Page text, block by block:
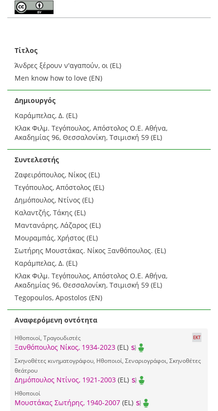
Τίτλος
Άνδρες ξέρουν ν'αγαπούν, οι (EL)
Men know how to love (EN)
Δημιουργός
Καράμπελας, Δ. (EL)
Κλακ Φιλμ. Τεγόπουλος, Απόστολος Ο.Ε. Αθήνα,
Ακαδημίας 96, Θεσσαλονίκη, Τσιμισκή 59 (EL)
Συντελεστής
Ζαφειρόπουλος, Νίκος (EL)
Τεγόπουλος, Απόστολος (EL)
Δημόπουλος, Ντίνος (EL)
Καλαντζής, Τάκης (EL)
Μαντανάρης, Λάζαρος (EL)
Μουραμπάς, Χρήστος (EL)
Σωτήρης Μουστάκας. Νίκος Ξανθόπουλος. (EL)
Καράμπελας, Δ. (EL)
Κλακ Φιλμ. Τεγόπουλος, Απόστολος Ο.Ε. Αθήνα,
Ακαδημίας 96, Θεσσαλονίκη, Τσιμισκή 59 (EL)
Tegopoulos, Apostolos (EN)
Αναφερόμενη οντότητα
Ηθοποιοί, Τραγουδιστές
Ξανθόπουλος Νίκος, 1934-2023 (EL)
Σκηνοθέτες κινηματογράφου, Ηθοποιοί, Σεναριογράφοι, Σκηνοθέτες
θεάτρου
Δημόπουλος Ντίνος, 1921-2003 (EL)
Ηθοποιοί
Μουστάκας Σωτήρης, 1940-2007 (EL)